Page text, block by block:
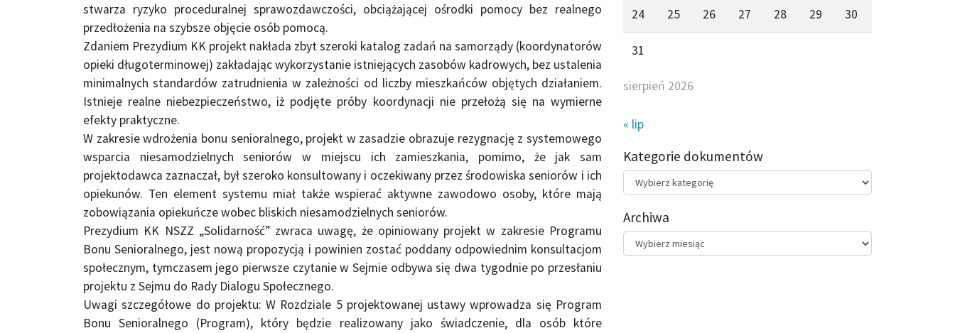
stwarza ryzyko proceduralnej sprawozdawczości, obciążającej ośrodki pomocy bez realnego
przedłożenia na szybsze objęcie osób pomocą.
Zdaniem Prezydium KK projekt nakłada zbyt szeroki katalog zadań na samorządy (koordynatorów
opieki długoterminowej) zakładając wykorzystanie istniejących zasobów kadrowych, bez ustalenia
minimalnych standardów zatrudnienia w zależności od liczby mieszkańców objętych działaniem.
Istnieje realne niebezpieczeństwo, iż podjęte próby koordynacji nie przełożą się na wymierne
efekty praktyczne.
W zakresie wdrożenia bonu senioralnego, projekt w zasadzie obrazuje rezygnację z systemowego
wsparcia niesamodzielnych seniorów w miejscu ich zamieszkania, pomimo, że jak sam
projektodawca zaznaczał, był szeroko konsultowany i oczekiwany przez środowiska seniorów i ich
opiekunów. Ten element systemu miał także wspierać aktywne zawodowo osoby, które mają
zobowiązania opiekuńcze wobec bliskich niesamodzielnych seniorów.
Prezydium KK NSZZ „Solidarność” zwraca uwagę, że opiniowany projekt w zakresie Programu
Bonu Senioralnego, jest nową propozycją i powinien zostać poddany odpowiednim konsultacjom
społecznym, tymczasem jego pierwsze czytanie w Sejmie odbywa się dwa tygodnie po przesłaniu
projektu z Sejmu do Rady Dialogu Społecznego.
Uwagi szczegółowe do projektu: W Rozdziale 5 projektowanej ustawy wprowadza się Program
Bonu Senioralnego (Program), który będzie realizowany jako świadczenie, dla osób które
sierpień 2026
24 25 26 27 28 29 30
31
« lip
Kategorie dokumentów
Kategorie
dokumentów
Archiwa
Archiwa